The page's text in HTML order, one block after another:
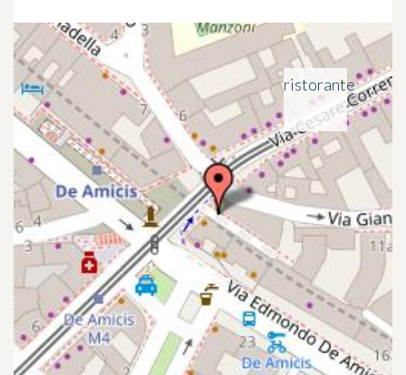
ristorante